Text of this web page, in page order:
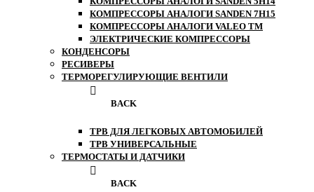
КОМПРЕССОРЫ АНАЛОГИ SANDEN 7H15
КОМПРЕССОРЫ АНАЛОГИ VALEO ТМ
ЭЛЕКТРИЧЕСКИЕ КОМПРЕССОРЫ
КОНДЕНСОРЫ
РЕСИВЕРЫ
ТЕРМОРЕГУЛИРУЮЩИЕ ВЕНТИЛИ
BACK
ТРВ ДЛЯ ЛЕГКОВЫХ АВТОМОБИЛЕЙ
ТРВ УНИВЕРСАЛЬНЫЕ
ТЕРМОСТАТЫ И ДАТЧИКИ
BACK